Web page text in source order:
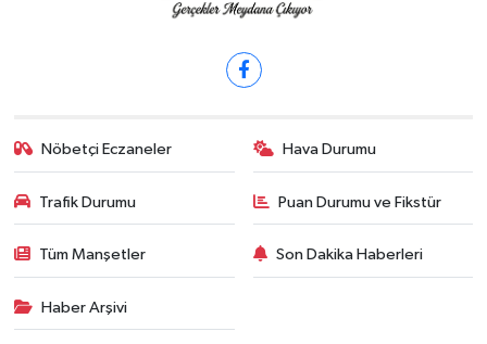
Nöbetçi Eczaneler Hava Durumu
Trafik Durumu Puan Durumu ve Fikstür
Tüm Manşetler Son Dakika Haberleri
Haber Arşivi